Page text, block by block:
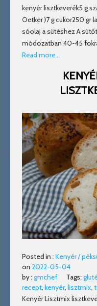
kenyér lisztkeverék5 g
Oetker )7 g cukor250 gr
sóolaj a sütéshez A
módozatban 40-45
Read more…
Posted in : Kenyér /
on 2022-05-04
by : gmchef Tags:
recept, kenyér, lisztmix,
Kenyér Lisztmix